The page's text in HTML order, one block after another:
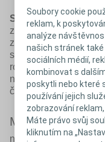
Soubory cookie
reklam, k
analýze
našich stránek
sociálních médií,
kombinovat s
poskytli nebo které
používání jejich
zobrazování
Máte právo svůj
kliknutím na
Strava u ileostomiků
založené stomie a
zpočátku je důležité
stravitelnou stravu a
rozkousané stravy.
na nerozpustnou
čerstvého ovoce a
Mgr. Petra
nutriční terapeutka